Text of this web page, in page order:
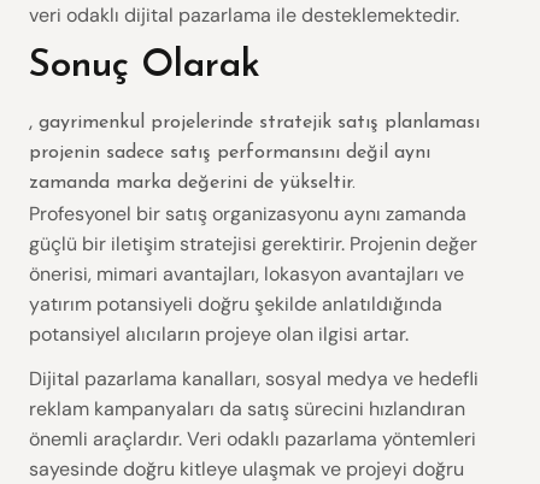
veri odaklı dijital pazarlama ile desteklemektedir.
Sonuç Olarak
, gayrimenkul projelerinde stratejik satış planlaması
projenin sadece satış performansını değil aynı
zamanda marka değerini de yükseltir.
Profesyonel bir satış organizasyonu aynı zamanda
güçlü bir iletişim stratejisi gerektirir. Projenin değer
önerisi, mimari avantajları, lokasyon avantajları ve
yatırım potansiyeli doğru şekilde anlatıldığında
potansiyel alıcıların projeye olan ilgisi artar.
Dijital pazarlama kanalları, sosyal medya ve hedefli
reklam kampanyaları da satış sürecini hızlandıran
önemli araçlardır. Veri odaklı pazarlama yöntemleri
sayesinde doğru kitleye ulaşmak ve projeyi doğru